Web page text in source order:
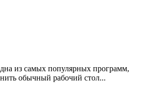
из самых популярных программ,
обычный рабочий стол...